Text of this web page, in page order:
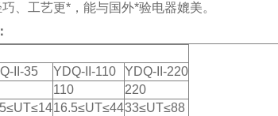
、工艺更*，能与国外*验电器媲美。
II-35 YDQ-II-110
YDQ-II-220
110
220
16.5≤UT≤4433≤UT≤88